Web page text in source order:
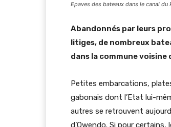
Epaves des bateaux dans le canal
Abandonnés par leurs
litiges, de nombreux
dans la commune voisine
Petites embarcations,
gabonais dont l’Etat lui-
autres se retrouvent
d’Owendo. Si pour